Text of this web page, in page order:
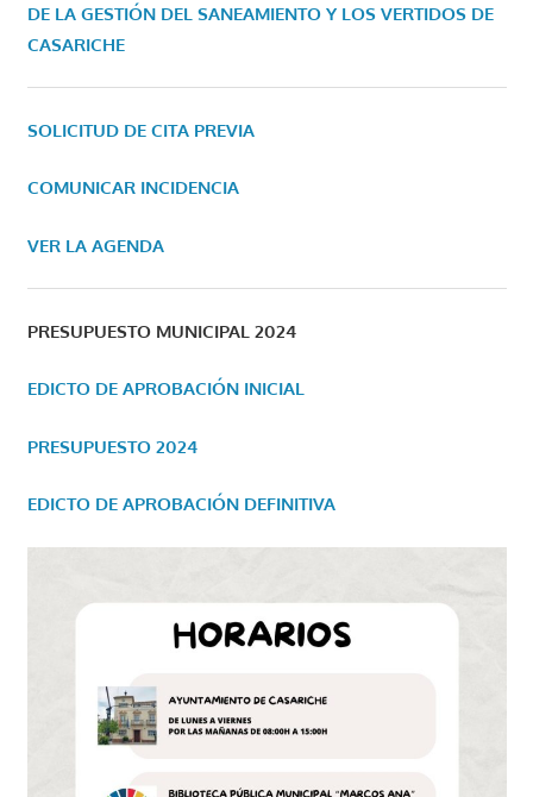
DE LA GESTIÓN DEL SANEAMIENTO Y LOS VERTIDOS DE
CASARICHE
SOLICITUD DE CITA PREVIA
COMUNICAR INCIDENCIA
VER LA AGENDA
PRESUPUESTO MUNICIPAL 2024
EDICTO DE APROBACIÓN INICIAL
PRESUPUESTO 2024
EDICTO DE APROBACIÓN DEFINITIVA